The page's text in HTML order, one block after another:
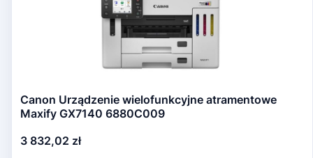
Canon Urządzenie wielofunkcyjne atramentowe
Maxify GX7140 6880C009
Cena
3 832,02 zł